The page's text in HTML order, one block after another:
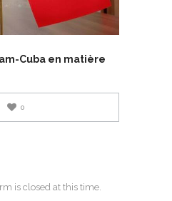
Cuba en matière
0
is closed at this time.